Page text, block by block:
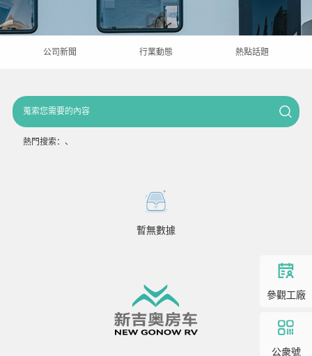
參觀工廠
公衆號
公司新聞 行業動態 熱點話題
熱門搜索： 、
暫無數據